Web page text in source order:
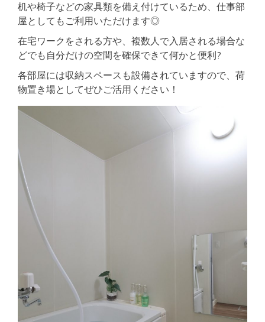
机や椅子などの家具類を備え付けているため、仕事部
屋としてもご利用いただけます◎
在宅ワークをされる方や、複数人で入居される場合な
どでも自分だけの空間を確保できて何かと便利?
各部屋には収納スペースも設備されていますので、荷
物置き場としてぜひご活用ください！